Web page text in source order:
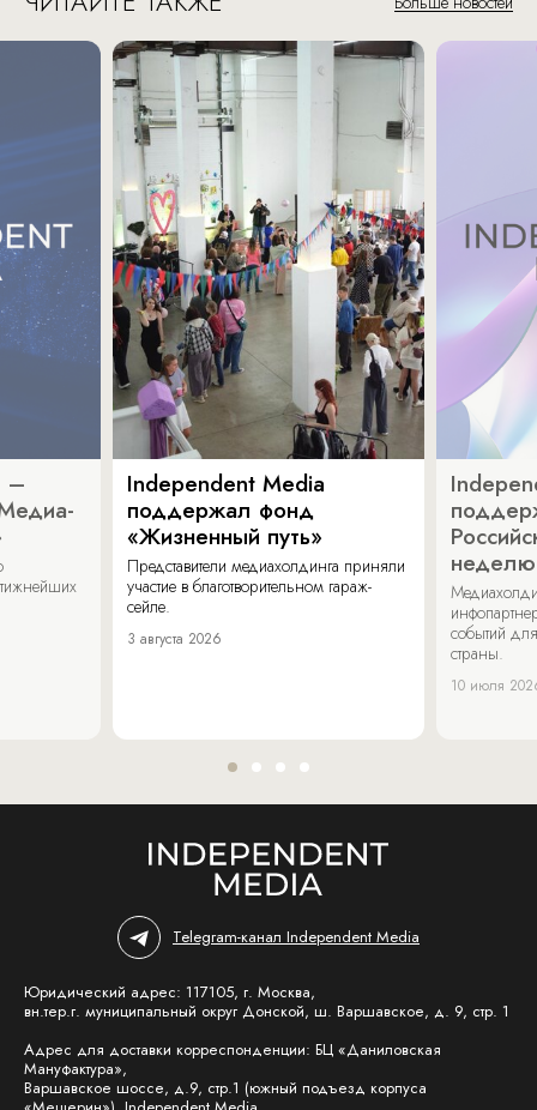
–
Independent Media
поддержал фонд
«Жизненный путь»
Представители медиахолдинга приняли
участие в благотворительном гараж-
сейле.
3 августа 2026
неделю
событий
страны.
10 июля
Telegram-канал Independent Media
Юридический адрес: 117105, г. Москва,
вн.тер.г. муниципальный округ Донской, ш. Варшавское, д. 9, стр. 1
Адрес для доставки корреспонденции: БЦ «Даниловская
Мануфактура»,
Варшавское шоссе, д.9, стр.1 (южный подъезд корпуса